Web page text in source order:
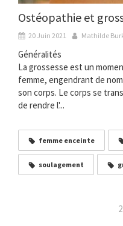
Ostéopathie et
20 Juin 2021 Mathilde
Généralités
La grossesse est un
femme, engendrant de
son corps. Le corps se
de rendre l'...
femme enceinte
soulagement